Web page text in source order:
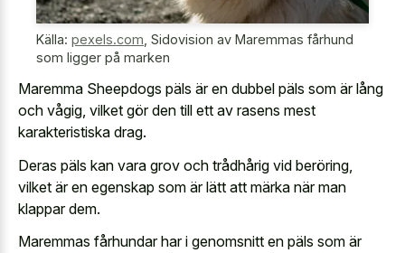
Källa: pexels.com Sidovision av Maremmas fårhund
som ligger på marken
Maremma Sheepdogs päls är en dubbel päls som är lång
och vågig, vilket gör den till ett av rasens mest
karakteristiska drag.
Deras päls kan vara grov och trådhårig vid beröring,
vilket är en egenskap som är lätt att märka när man
klappar dem.
Maremmas fårhundar har i genomsnitt en päls som är